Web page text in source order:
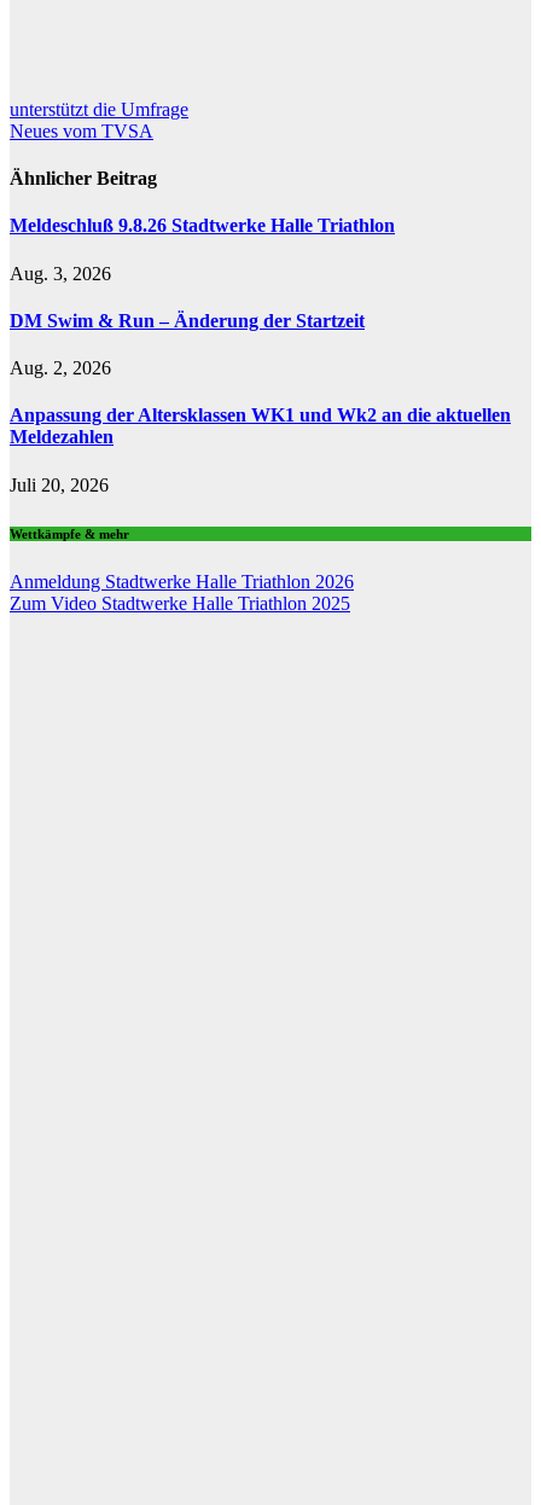
Beitragsnavigation
unterstützt die Umfrage
Neues vom TVSA
Ähnlicher Beitrag
Meldeschluß 9.8.26 Stadtwerke Halle Triathlon
Aug. 3, 2026
DM Swim & Run – Änderung der Startzeit
Aug. 2, 2026
Anpassung der Altersklassen WK1 und Wk2 an die aktuellen
Meldezahlen
Juli 20, 2026
Wettkämpfe & mehr
Anmeldung Stadtwerke Halle Triathlon 2026
Zum Video Stadtwerke Halle Triathlon 2025